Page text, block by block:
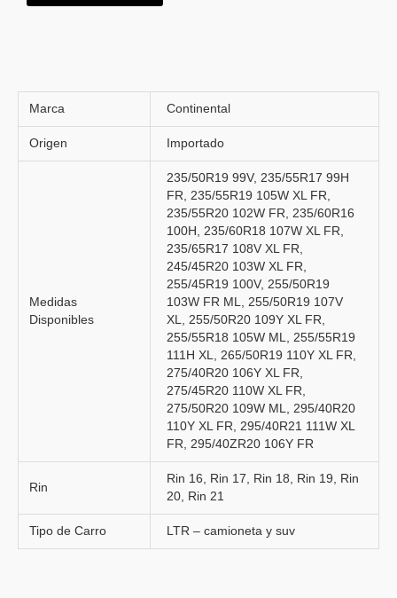
Marca Continental
Origen Importado
Medidas
Disponibles
235/50R19 99V, 235/55R17 99H
FR, 235/55R19 105W XL FR,
235/55R20 102W FR, 235/60R16
100H, 235/60R18 107W XL FR,
235/65R17 108V XL FR,
245/45R20 103W XL FR,
255/45R19 100V, 255/50R19
103W FR ML, 255/50R19 107V
XL, 255/50R20 109Y XL FR,
255/55R18 105W ML, 255/55R19
111H XL, 265/50R19 110Y XL FR,
275/40R20 106Y XL FR,
275/45R20 110W XL FR,
275/50R20 109W ML, 295/40R20
110Y XL FR, 295/40R21 111W XL
FR, 295/40ZR20 106Y FR
Rin
Rin 16, Rin 17, Rin 18, Rin 19, Rin
20, Rin 21
Tipo de Carro LTR – camioneta y suv